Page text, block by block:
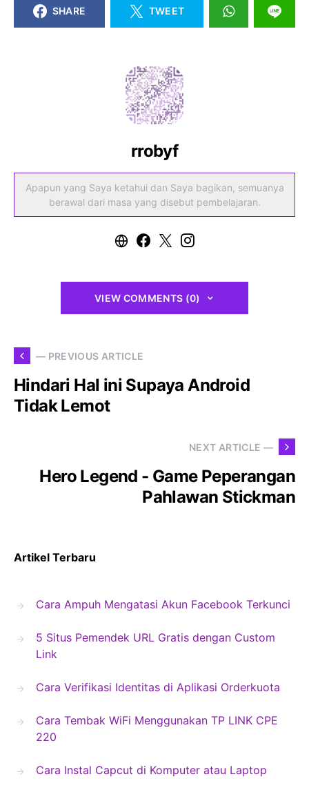
SHARE TWEET
rrobyf
Apapun yang Saya ketahui dan Saya bagikan, semuanya
berawal dari masa yang disebut pembelajaran.
VIEW COMMENTS (0)
— PREVIOUS ARTICLE
Hindari Hal ini Supaya Android
Tidak Lemot
NEXT ARTICLE —
Hero Legend - Game Peperangan
Pahlawan Stickman
Artikel Terbaru
Cara Ampuh Mengatasi Akun Facebook Terkunci
5 Situs Pemendek URL Gratis dengan Custom
Link
Cara Verifikasi Identitas di Aplikasi Orderkuota
Cara Tembak WiFi Menggunakan TP LINK CPE
220
Cara Instal Capcut di Komputer atau Laptop